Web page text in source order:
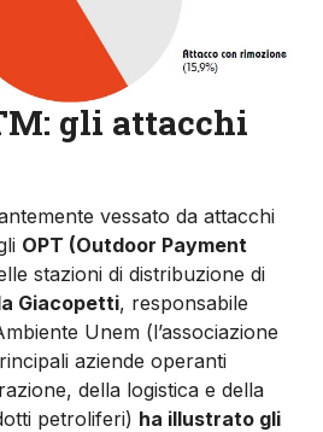
gli attacchi
vessato da attacchi
OPT (Outdoor Payment
stazioni di distribuzione di
Giacopetti, responsabile
Unem (l’associazione
aziende operanti
della logistica e della
petroliferi) ha illustrato gli